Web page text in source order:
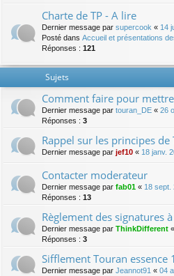
Charte de TP - A lire
Dernier message par supercook « 14
Posté dans Accueil et présentations
Réponses : 121
Sujets
Comment faire pour
Dernier message par touran_DE « 26
Réponses : 3
Rappel sur les principes
Dernier message par jef10 « 18 janv.
Contacter moderateur
Dernier message par fab01 « 18 sept.
Réponses : 13
Règlement des signatures
Dernier message par ThinkDifferent «
Réponses : 3
Sifflement Touran essence
Dernier message par Jeannot91 « 04